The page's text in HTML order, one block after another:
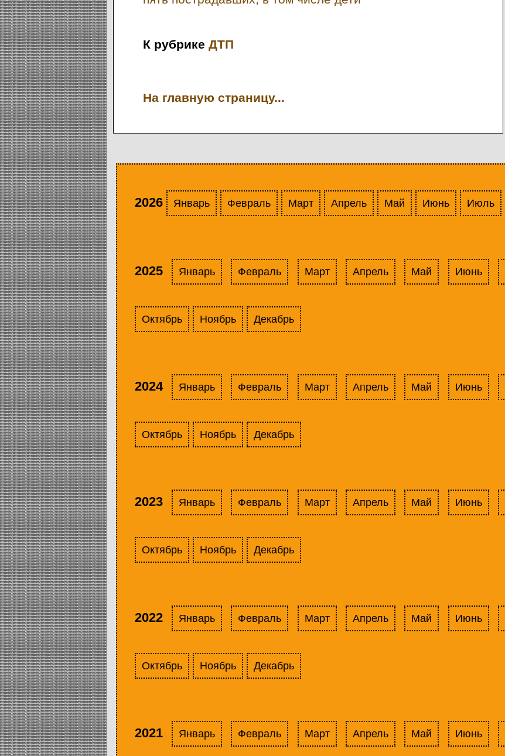
К рубрике ДТП
На главную страницу...
2026 Январь Февраль Март Апрель Май Июнь Июль
2025 Январь Февраль Март Апрель Май Июнь
Октябрь Ноябрь Декабрь
2024 Январь Февраль Март Апрель Май Июнь
Октябрь Ноябрь Декабрь
2023 Январь Февраль Март Апрель Май Июнь
Октябрь Ноябрь Декабрь
2022 Январь Февраль Март Апрель Май Июнь
Октябрь Ноябрь Декабрь
2021 Январь Февраль Март Апрель Май Июнь